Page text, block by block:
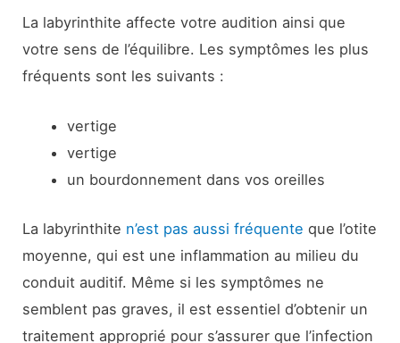
La labyrinthite affecte votre audition ainsi que
votre sens de l’équilibre. Les symptômes les plus
fréquents sont les suivants :
vertige
vertige
un bourdonnement dans vos oreilles
La labyrinthite n’est pas aussi fréquente que l’otite
moyenne, qui est une inflammation au milieu du
conduit auditif. Même si les symptômes ne
semblent pas graves, il est essentiel d’obtenir un
traitement approprié pour s’assurer que l’infection